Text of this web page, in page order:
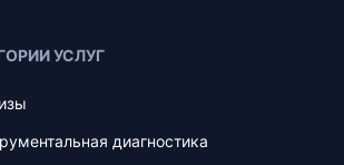
УСЛУГ
диагностика